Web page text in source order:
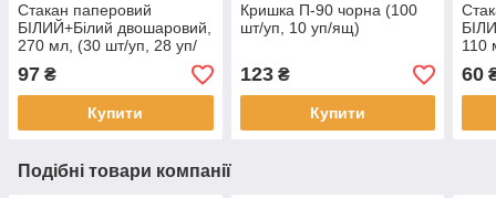
Стакан паперовий
БІЛИЙ+Білий двошаровий,
270 мл, (30 шт/уп, 28 уп/
ящ), П-80
97 ₴
Купити
Кришка П-90 чорна (100
шт/уп, 10 уп/ящ)
123₴
Купити
110
ящ)
60
Подібні товари компанії